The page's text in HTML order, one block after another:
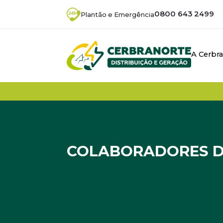
Plantão e Emergência0800 643 2499
A
COLABORADORES
Colaboradores da